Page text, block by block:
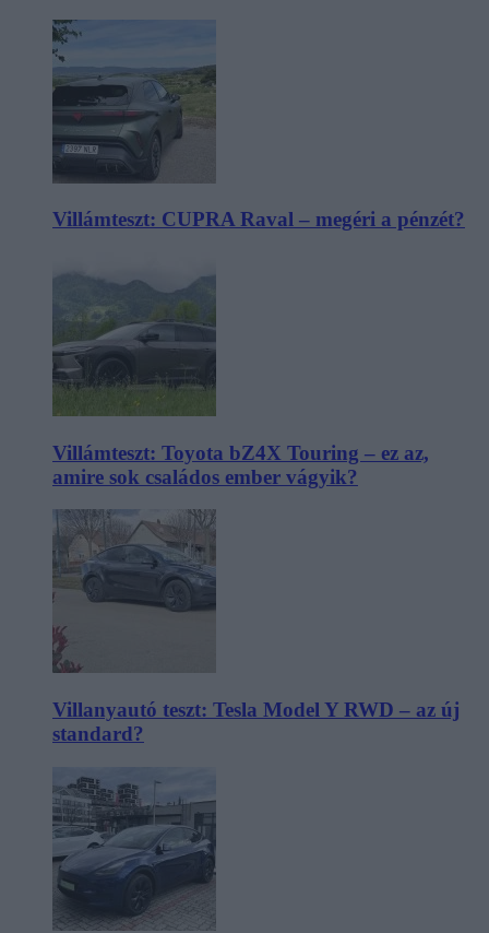
Villámteszt: CUPRA Raval – megéri a pénzét?
Villámteszt: Toyota bZ4X Touring – ez az,
amire sok családos ember vágyik?
Villanyautó teszt: Tesla Model Y RWD – az új
standard?